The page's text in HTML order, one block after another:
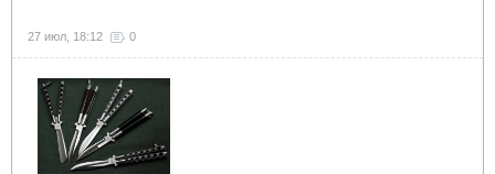
27 июл, 18:12 0